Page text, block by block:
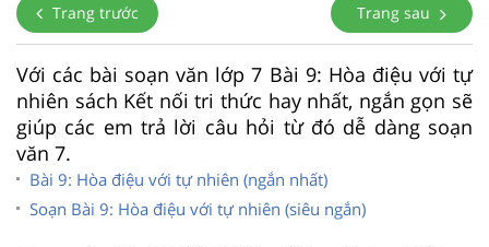
Trang trước Trang sau
Với các bài soạn văn lớp 7 Bài 9: Hòa điệu với tự
nhiên sách Kết nối tri thức hay nhất, ngắn gọn sẽ
giúp các em trả lời câu hỏi từ đó dễ dàng soạn
văn 7.
Bài 9: Hòa điệu với tự nhiên (ngắn nhất)
Soạn Bài 9: Hòa điệu với tự nhiên (siêu ngắn)